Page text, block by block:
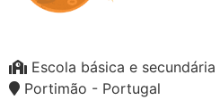
Escola básica e
Portimão - Portugal